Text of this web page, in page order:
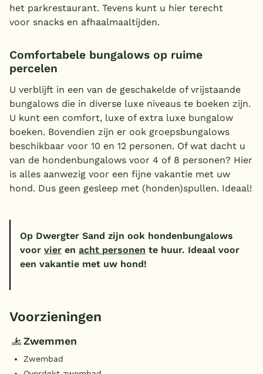
het parkrestaurant. Tevens kunt u hier terecht
voor snacks en afhaalmaaltijden.
Comfortabele bungalows op ruime
percelen
U verblijft in een van de geschakelde of vrijstaande
bungalows die in diverse luxe niveaus te boeken zijn.
U kunt een comfort, luxe of extra luxe bungalow
boeken. Bovendien zijn er ook groepsbungalows
beschikbaar voor 10 en 12 personen. Of wat dacht u
van de hondenbungalows voor 4 of 8 personen? Hier
is alles aanwezig voor een fijne vakantie met uw
hond. Dus geen gesleep met (honden)spullen. Ideaal!
Op Dwergter Sand zijn ook hondenbungalows
voor vier en acht personen te huur. Ideaal voor
een vakantie met uw hond!
Voorzieningen
Zwemmen
Zwembad